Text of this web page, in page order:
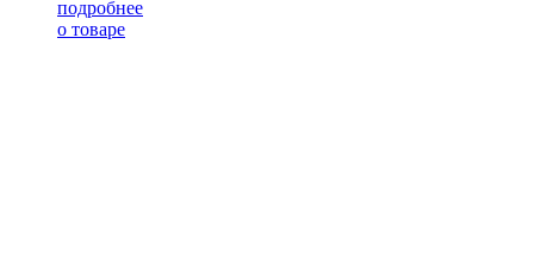
подробнее
о товаре